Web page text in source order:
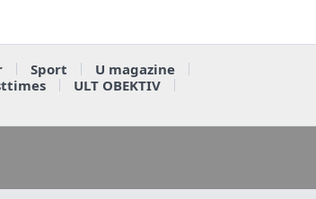
Sport
U magazine
ULT OBEKTIV